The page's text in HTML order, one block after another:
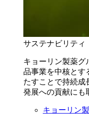
サステナビリティ
キョーリン製薬グ
品事業を中核とす
たすことで持続成
発展への貢献にも
キョーリン